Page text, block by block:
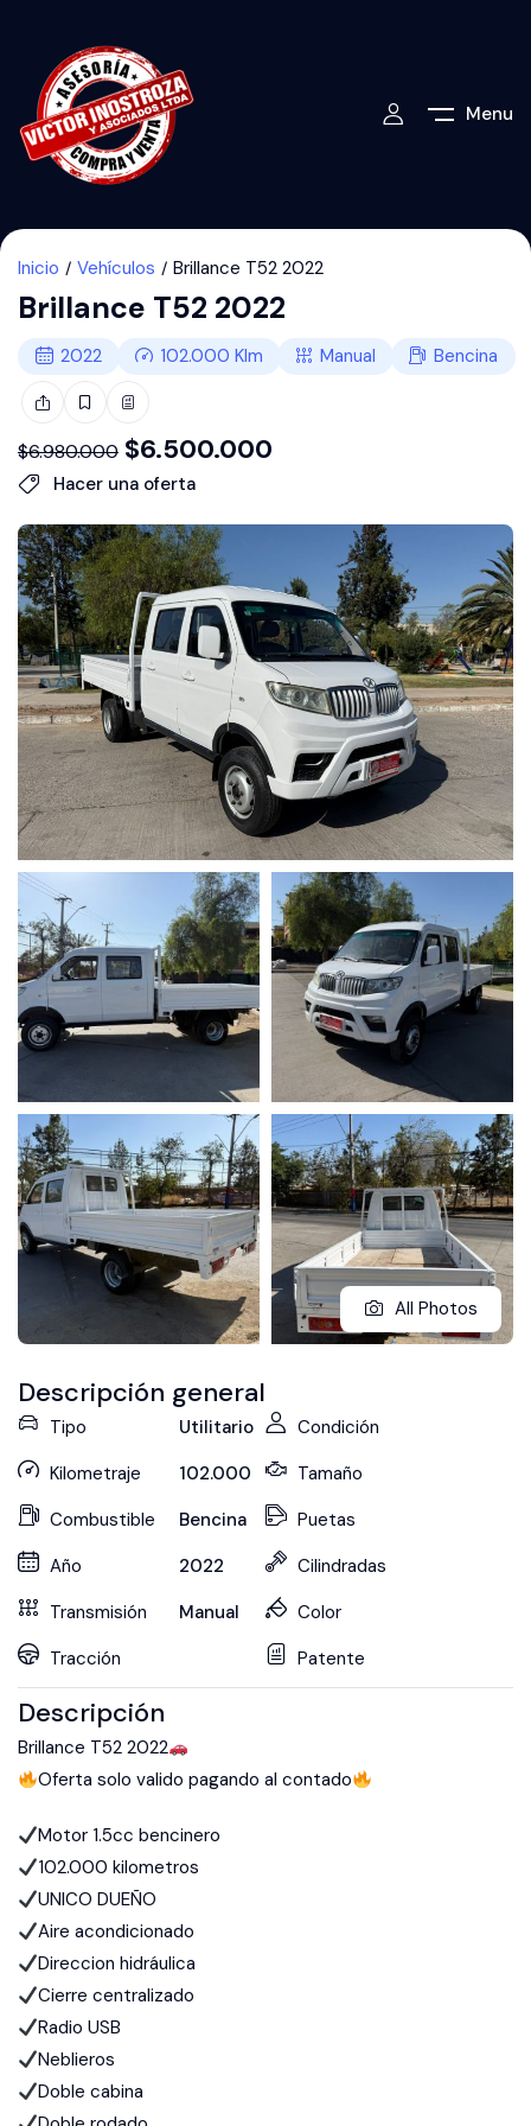
Menu
Inicio Vehículos Brillance T52 2022
Brillance T52 2022
2022 102.000Klm Manual Bencina
$6.980.000 $6.500.000
Hacer una oferta
All Photos
Descripción general
Tipo
Utilitario
Kilometraje
102.000
Combustible
Bencina
Año
2022
Transmisión
Manual
Tracción
Condición
Tamaño
Puetas
Cilindradas
Color
Patente
Descripción
Brillance T52 2022
Oferta solo valido pagando al contado
Motor 1.5cc bencinero
102.000 kilometros
UNICO DUEÑO
Aire acondicionado
Direccion hidráulica
Cierre centralizado
Radio USB
Neblieros
Doble cabina